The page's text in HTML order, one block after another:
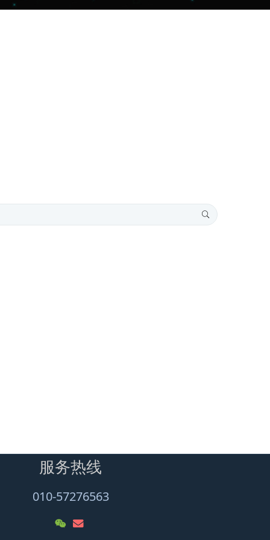
服务热线
010-57276563